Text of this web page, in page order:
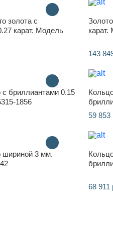
золота с
карат. Модель
143
с бриллиантами 0.15
1856
59 853
шириной 3 мм.
68 911